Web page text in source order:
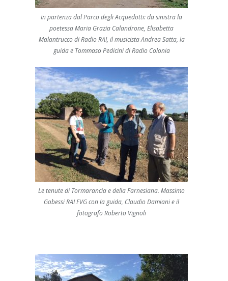
In partenza dal Parco degli Acquedotti: da sinistra la
poetessa Maria Grazia Calandrone, Elisabetta
Malantrucco di Radio RAI, il musicista Andrea Satta, la
guida e Tommaso Pedicini di Radio Colonia
Le tenute di Tormarancia e della Farnesiana. Massimo
Gobessi RAI FVG con la guida, Claudio Damiani e il
fotografo Roberto Vignoli